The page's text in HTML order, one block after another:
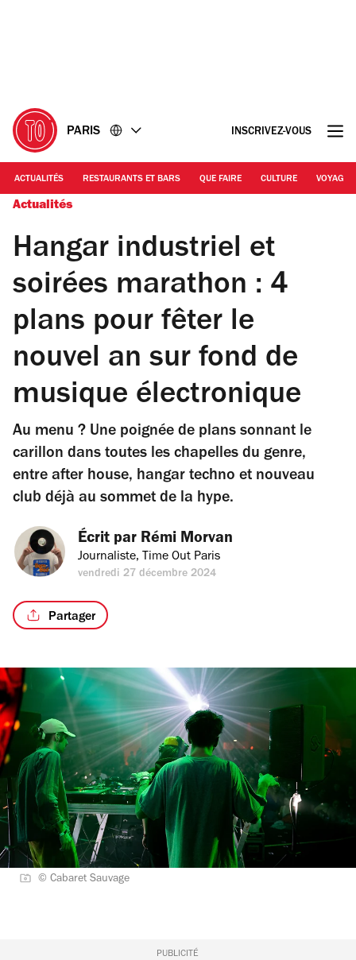
PARIS INSCRIVEZ-VOUS
ACTUALITÉS RESTAURANTS ET BARS QUE FAIRE CULTURE VOYAGE
Actualités
Hangar industriel et
soirées marathon : 4
plans pour fêter le
nouvel an sur fond de
musique électronique
Au menu ? Une poignée de plans sonnant le
carillon dans toutes les chapelles du genre,
entre after house, hangar techno et nouveau
club déjà au sommet de la hype.
Écrit par Rémi Morvan
Journaliste, Time Out Paris
vendredi 27 décembre 2024
Partager
© Cabaret Sauvage
PUBLICITÉ